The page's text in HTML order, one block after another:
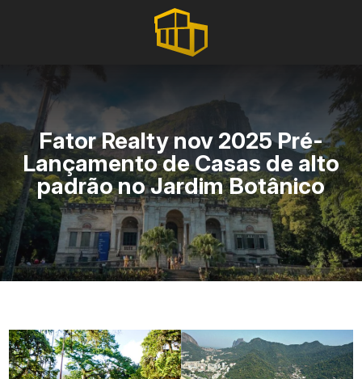
Fator Realty nov 2025 Pré-
Lançamento de Casas de alto
padrão no Jardim Botânico